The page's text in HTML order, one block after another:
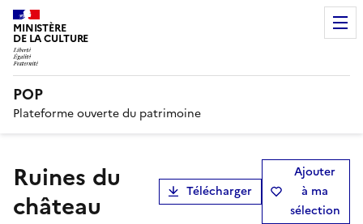
MINISTÈRE
DE LA CULTURE
POP
Plateforme ouverte du patrimoine
Ruines du
château
Télécharger
Ajouter
à ma
sélection